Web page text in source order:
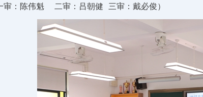
审：陈伟魁 二审：吕朝健 三审：戴必俊）